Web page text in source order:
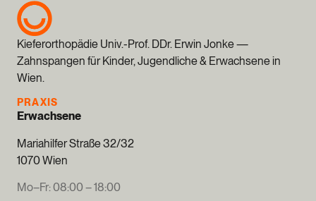
Kieferorthopädie Univ.-Prof. DDr. Erwin Jonke —
Zahnspangen für Kinder, Jugendliche & Erwachsene in
Wien.
PRAXIS
Erwachsene
Mariahilfer Straße 32/32
1070 Wien
Mo–Fr: 08:00 – 18:00